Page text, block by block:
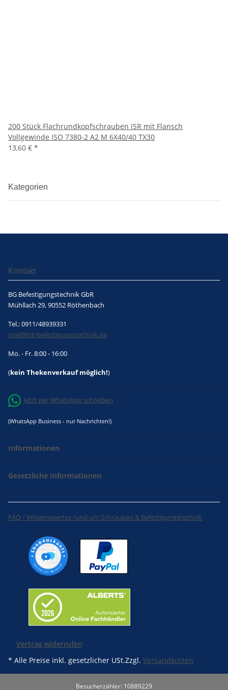
200 Stück Flachrundkopfschrauben ISR mit Flansch
Vollgewinde ISO 7380-2 A2 M 6X40/40 TX30
13,60 € *
Kategorien
Kontakt
BG Befestigungstechnik GbR
Mühllach 29, 90552 Röthenbach
Tel.: 0911/48939331
mail@bg-befestigungstechnik.de
Mo. - Fr. 8:00 - 16:00
(kein Thekenverkauf möglich!)
Jetzt per WhatsApp schreiben
(WhatsApp Business - nur Nachrichten!)
Informationen
Gesetzliche Informationen
FAQ / Wissenswertes rund um Schrauben & Befestigungstechnik
Vertrag widerrufen
* Alle Preise inkl. gesetzlicher USt.Zzgl. Versandkosten
Besucherzähler: 10889229